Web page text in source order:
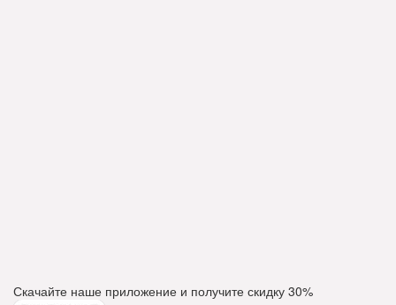
Скачайте наше приложение и получите скидку 30%